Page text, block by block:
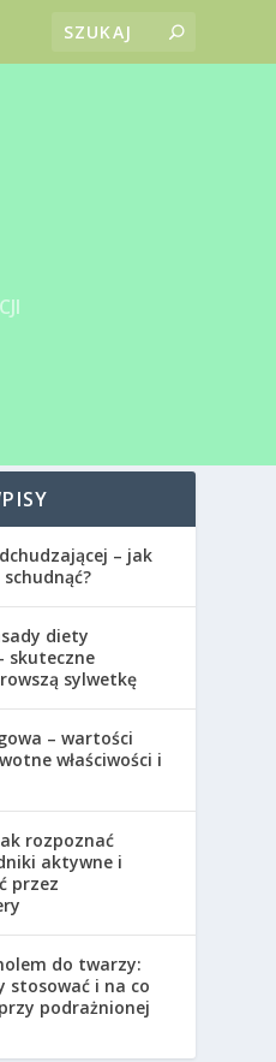
– jak
diety
skuteczne
sylwetkę
– wartości
właściwości i
rozpoznać
aktywne i
przez
do twarzy:
stosować i na co
podrażnionej